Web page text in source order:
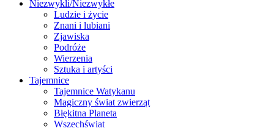
Niezwykli/Niezwykłe
Ludzie i życie
Znani i lubiani
Zjawiska
Podróże
Wierzenia
Sztuka i artyści
Tajemnice
Tajemnice Watykanu
Magiczny świat zwierząt
Błękitna Planeta
Wszechświat